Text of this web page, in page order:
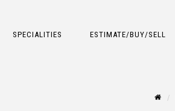
SPECIALITIES ESTIMATE/BUY/SELL